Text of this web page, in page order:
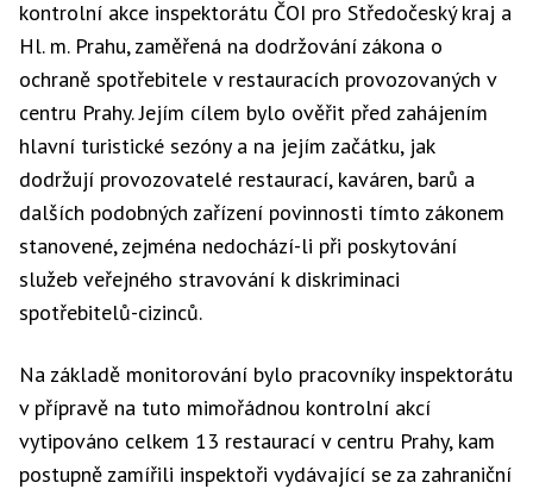
kontrolní akce inspektorátu ČOI pro Středočeský kraj a
Hl. m. Prahu, zaměřená na dodržování zákona o
ochraně spotřebitele v restauracích provozovaných v
centru Prahy. Jejím cílem bylo ověřit před zahájením
hlavní turistické sezóny a na jejím začátku, jak
dodržují provozovatelé restaurací, kaváren, barů a
dalších podobných zařízení povinnosti tímto zákonem
stanovené, zejména nedochází-li při poskytování
služeb veřejného stravování k diskriminaci
spotřebitelů-cizinců.
Na základě monitorování bylo pracovníky inspektorátu
v přípravě na tuto mimořádnou kontrolní akcí
vytipováno celkem 13 restaurací v centru Prahy, kam
postupně zamířili inspektoři vydávající se za zahraniční